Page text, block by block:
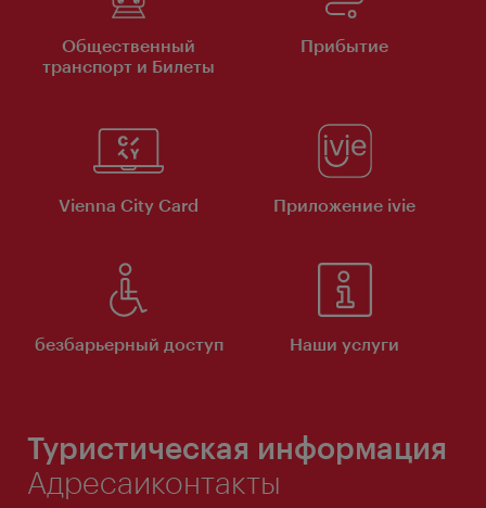
Общественный
транспорт и Билеты
Прибытие
Vienna City Card Приложение ivie
безбарьерный доступ Наши услуги
Туристическая информация
Адресаиконтакты